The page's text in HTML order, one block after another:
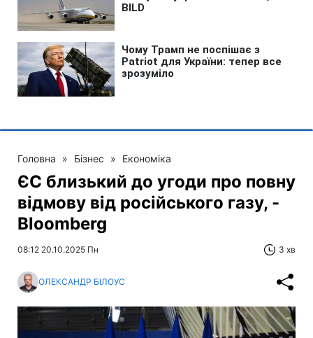
Головна » Бізнес » Економіка
ЄС близький до угоди про повну
відмову від російського газу, -
Bloomberg
08:12 20.10.2025 Пн 3 хв
ОЛЕКСАНДР БІЛОУС